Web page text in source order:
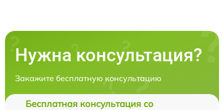
Нужна консультация?
Закажите бесплатную консультацию
Бесплатная консультация со